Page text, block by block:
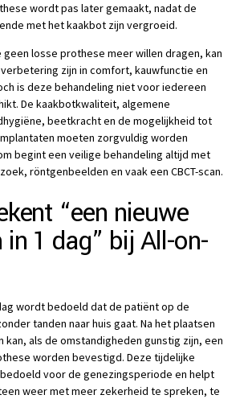
wordt pas later gemaakt, nadat de
met het kaakbot zijn vergroeid.
losse prothese meer willen dragen, kan
zijn in comfort, kauwfunctie en
is deze behandeling niet voor iedereen
De kaakbotkwaliteit, algemene
beetkracht en de mogelijkheid tot
moeten zorgvuldig worden
begint een veilige behandeling altijd met
röntgenbeelden en vaak een CBCT-scan.
“een nieuwe
1 dag” bij All-on-
wordt bedoeld dat de patiënt op de
tanden naar huis gaat. Na het plaatsen
kan, als de omstandigheden gunstig zijn, een
worden bevestigd. Deze tijdelijke
voor de genezingsperiode en helpt
weer met meer zekerheid te spreken, te